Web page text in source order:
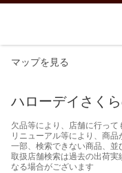
マップを見る
ハローデイさく
欠品等により、店舗に行っ
リニューアル等により、商
一部、検索できない商品、並
取扱店舗検索は過去の出荷
なる場合がございます